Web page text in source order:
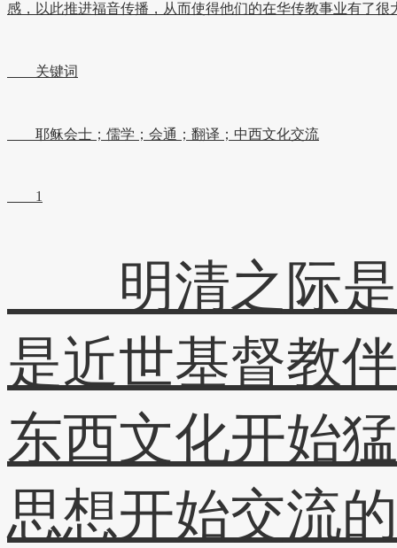
感，以此推进福音传播，从而使得他们的在华传教事业有了
关键词
耶稣会士；儒学；会通；翻译；中西文化交流
1
明清之际是
是近世基督教
东西文化开始
思想开始交流